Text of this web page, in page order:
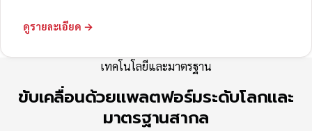
ดูรายละเอียด →
เทคโนโลยีและมาตรฐาน
ขับเคลื่อนด้วยแพลตฟอร์มระดับโลกและ
มาตรฐานสากล